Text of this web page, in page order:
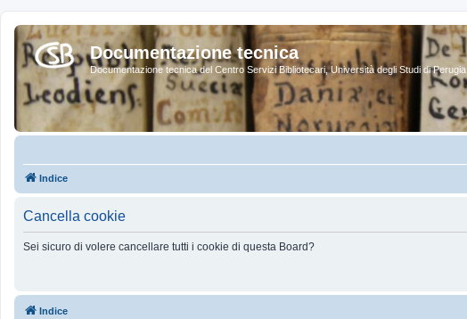
Documentazione tecnica
Documentazione tecnica del Centro Servizi Bibliotecari, Università degli Studi di Perugia
Indice
Cancella cookie
Sei sicuro di volere cancellare tutti i cookie di questa Board?
Indice